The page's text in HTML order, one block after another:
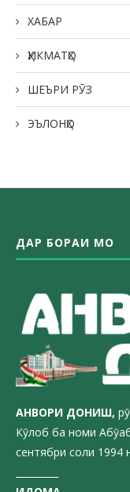
ХАБАР
ҲИКМАТҲО
ШЕЪРИ РӮЗ
ЭЪЛОНҲО
ДАР БОРАИ МО
АНВОРИ ДОНИШ,
Кӯлоб ба номи
сентябри соли 1994